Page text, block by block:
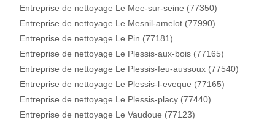
Entreprise de nettoyage Le Mee-sur-seine (77350)
Entreprise de nettoyage Le Mesnil-amelot (77990)
Entreprise de nettoyage Le Pin (77181)
Entreprise de nettoyage Le Plessis-aux-bois (77165)
Entreprise de nettoyage Le Plessis-feu-aussoux (77540)
Entreprise de nettoyage Le Plessis-l-eveque (77165)
Entreprise de nettoyage Le Plessis-placy (77440)
Entreprise de nettoyage Le Vaudoue (77123)